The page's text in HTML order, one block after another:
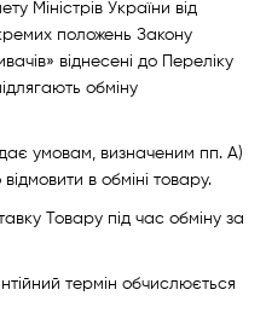
Міністрів України від
положень Закону
віднесені до Переліку
обміну
умовам, визначеним пп. А)
в обміні товару.
Товару під час обміну за
термін обчислюється